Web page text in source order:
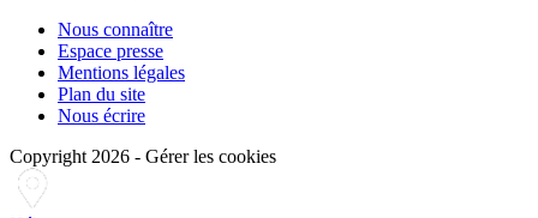
Nous connaître
Espace presse
Mentions légales
Plan du site
Nous écrire
Copyright 2026 - Gérer les cookies